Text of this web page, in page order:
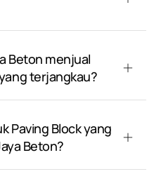
Beton menjual
terjangkau?
Paving Block yang
Beton?